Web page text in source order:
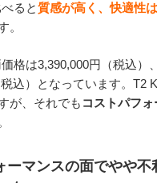
ると質感が高く、快適性
。
格は3,390,000円（税込）
込）となっています。T2
が、それでも コストパフ
ーマンスの面でやや不